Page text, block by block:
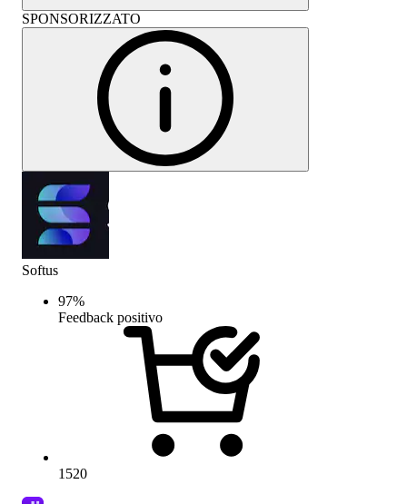
SPONSORIZZATO
Softus
97%
Feedback positivo
1520